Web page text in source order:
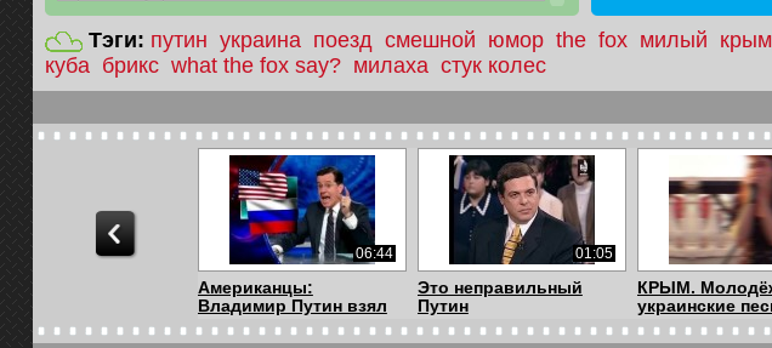
Тэги: путин украина поезд смешной юмор the fox милый крым
куба брикс what the fox say? милаха стук колес
06:44
Американцы:
Владимир Путин взял
за ...
01:05
Это неправильный
Путин
КРЫМ.
украинские